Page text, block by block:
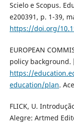
Scielo e Scopus.
e200391, p. 1-39,
https://doi.org/
EUROPEAN
policy background.
https://
education/plan.
FLICK, U.
Alegre: Artmed